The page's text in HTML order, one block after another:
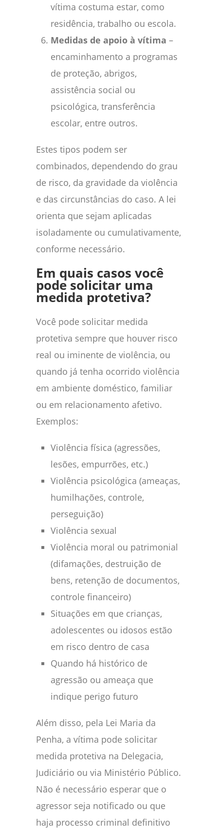
vítima costuma estar, como
residência, trabalho ou escola.
Medidas de apoio à vítima –
encaminhamento a programas
de proteção, abrigos,
assistência social ou
psicológica, transferência
escolar, entre outros.
Estes tipos podem ser
combinados, dependendo do grau
de risco, da gravidade da violência
e das circunstâncias do caso. A lei
orienta que sejam aplicadas
isoladamente ou cumulativamente,
conforme necessário.
Em quais casos você
pode solicitar uma
medida protetiva?
Você pode solicitar medida
protetiva sempre que houver risco
real ou iminente de violência, ou
quando já tenha ocorrido violência
em ambiente doméstico, familiar
ou em relacionamento afetivo.
Exemplos:
Violência física (agressões,
lesões, empurrões, etc.)
Violência psicológica (ameaças,
humilhações, controle,
perseguição)
Violência sexual
Violência moral ou patrimonial
(difamações, destruição de
bens, retenção de documentos,
controle financeiro)
Situações em que crianças,
adolescentes ou idosos estão
em risco dentro de casa
Quando há histórico de
agressão ou ameaça que
indique perigo futuro
Além disso, pela Lei Maria da
Penha, a vítima pode solicitar
medida protetiva na Delegacia,
Judiciário ou via Ministério Público.
Não é necessário esperar que o
agressor seja notificado ou que
haja processo criminal definitivo